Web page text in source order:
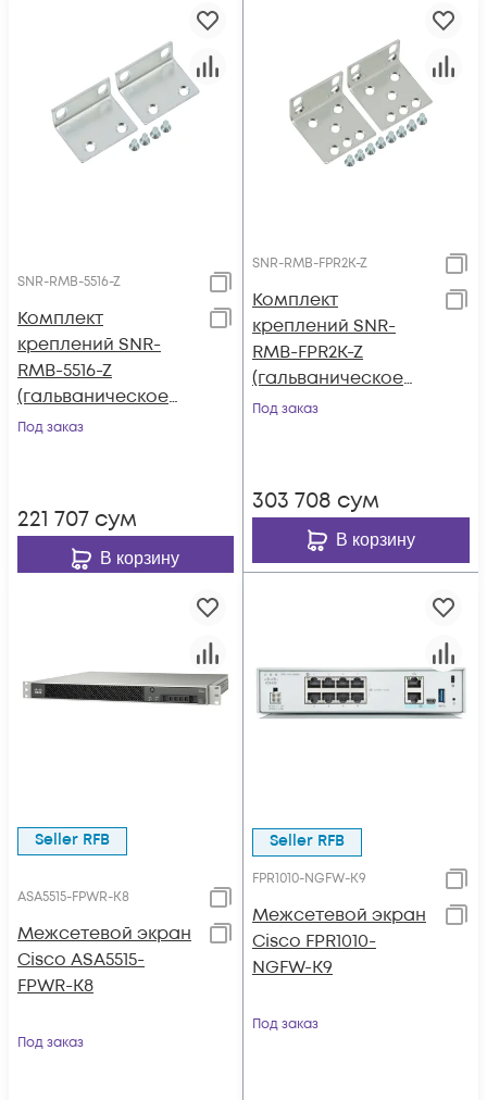
SNR-RMB-5516-Z
Комплект
креплений SNR-
RMB-5516-Z
(гальваническое
покрытие) для ASA
Под заказ
221 707 сум
В корзину
SNR-RMB-FPR2K-Z
Комплект
креплений SNR-
RMB-FPR2K-Z
(гальваническое
покрытие) для Cisco
Под заказ
303 708 сум
В корзину
Seller RFB
ASA5515-FPWR-K8
Межсетевой экран
Cisco ASA5515-
FPWR-K8
Под заказ
Seller RFB
FPR1010-NGFW-K9
Межсетевой экран
Cisco FPR1010-
NGFW-K9
Под заказ